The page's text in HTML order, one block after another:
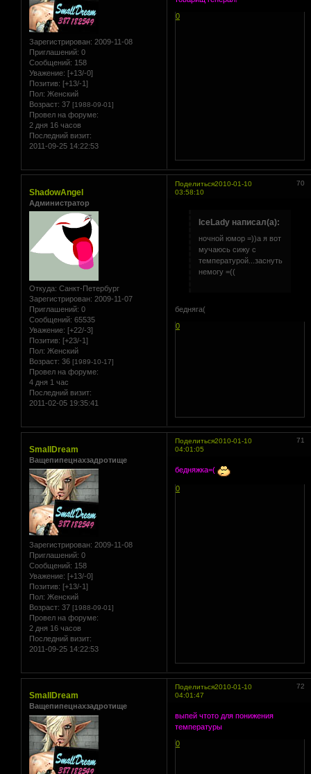
Зарегистрирован: 2009-11-08
Приглашений: 0
Сообщений: 158
Уважение: [+13/-0]
Позитив: [+13/-1]
Пол: Женский
Возраст: 37 [1988-09-01]
Провел на форуме:
2 дня 16 часов
Последний визит:
2011-09-25 14:22:53
0
Поделиться 70
2010-01-10
03:58:10
ShadowAngel
Администратор
Откуда: Санкт-Петербург
Зарегистрирован: 2009-11-07
Приглашений: 0
Сообщений: 65535
Уважение: [+22/-3]
Позитив: [+23/-1]
Пол: Женский
Возраст: 36 [1989-10-17]
Провел на форуме:
4 дня 1 час
Последний визит:
2011-02-05 19:35:41
IceLady написал(а):
ночной юмор =))а я вот
мучаюсь сижу с
температурой...заснуть
немогу =((
бедняга(
0
Поделиться 71
2010-01-10
04:01:05
SmallDream
Ващепипецнахзадротище
Зарегистрирован: 2009-11-08
Приглашений: 0
Сообщений: 158
Уважение: [+13/-0]
Позитив: [+13/-1]
Пол: Женский
Возраст: 37 [1988-09-01]
Провел на форуме:
2 дня 16 часов
Последний визит:
2011-09-25 14:22:53
бедняжка=(
0
Поделиться 72
2010-01-10
04:01:47
SmallDream
Ващепипецнахзадротище
выпей чтото для понижения
температуры
0